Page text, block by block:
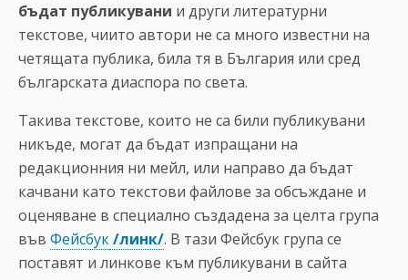
бъдат публикувани и други литературни
текстове, чиито автори не са много известни на
четящата публика, била тя в България или сред
българската диаспора по света.
Такива текстове, които не са били публикувани
никъде, могат да бъдат изпращани на
редакционния ни мейл, или направо да бъдат
качвани като текстови файлове за обсъждане и
оценяване в специално създадена за целта гpупа
във Фейсбук/линк/. В тази Фейсбук група се
поставят и линкове към публикувани в сайта